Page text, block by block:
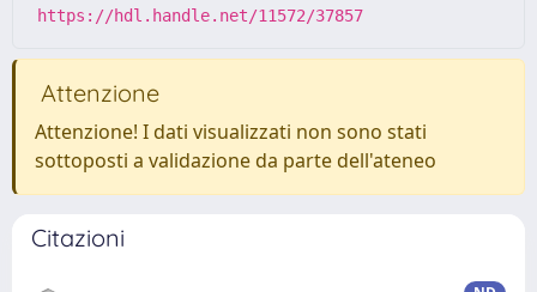
https://hdl.handle.net/11572/37857
Attenzione
Attenzione! I dati visualizzati non sono stati
sottoposti a validazione da parte dell'ateneo
Citazioni